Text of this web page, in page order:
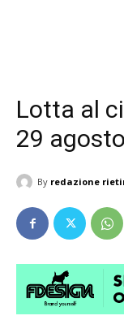
Lotta al
29
By redazione